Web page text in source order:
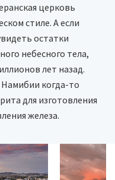
церковь
стиле. А если
остатки
небесного тела,
лет назад.
когда-то
для изготовления
железа.